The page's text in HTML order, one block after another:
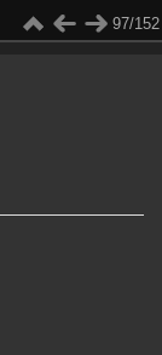
97/152